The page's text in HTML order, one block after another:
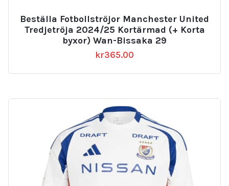
Beställa Fotbollströjor Manchester United
Tredjetröja 2024/25 Kortärmad (+ Korta
byxor) Wan-Bissaka 29
kr365.00